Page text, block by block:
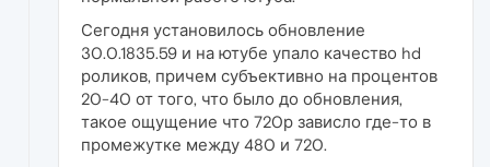
Сегодня установилось обновление
30.0.1835.59 и на ютубе упало качество hd
роликов, причем субъективно на процентов
20-40 от того, что было до обновления,
такое ощущение что 720р зависло где-то в
промежутке между 480 и 720.